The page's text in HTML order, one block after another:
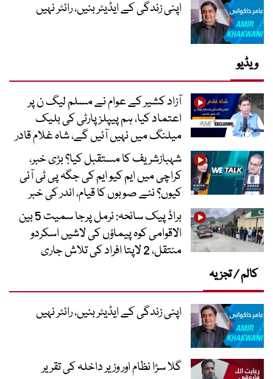
اپنی زندگی کے ایڈیٹر بنیں، رائٹر نہیں
ویڈیو
آزاد کشیر کے عوام نے مسلم لیگ ن پر
اعتماد کیا، ہم پیپلز پارٹی کی بلیک
میلنگ میں نہیں آئیں گے، شاہ غلام قادر
شہبازشریف کا مستقبل کیا؟ بڑی خبر،
کراچی میں ایم کیو ایم کی جگہ پی ٹی آئی
کیوں؟ نئے صوبوں کا قیام، اندر کی خبر
براڈ پیک سانحہ: نرمل پرجا سمیت 5 بین
الاقوامی کوہ پیماؤں کی لاشیں اسکردو
منتقل، 2 لاپتا افراد کی تلاش جاری
کالم / تجزیہ
اپنی زندگی کے ایڈیٹر بنیں، رائٹر نہیں
گلا سڑا نظام اور وزیر داخلہ کی تقریر